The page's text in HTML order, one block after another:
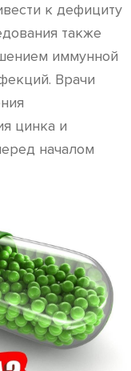
к дефициту
также
иммунной
Врачи
цинка и
началом